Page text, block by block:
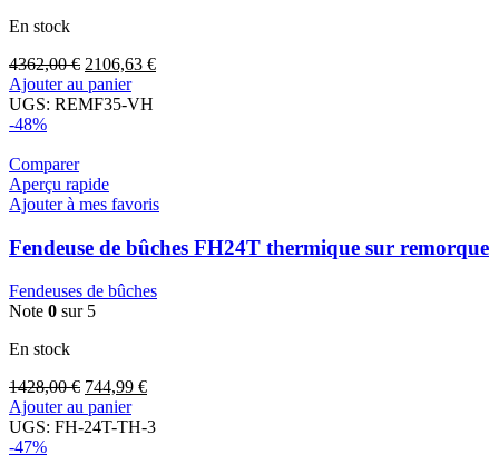
En stock
4362,00€ 2106,63 €
Ajouter au panier
UGS: REMF35-VH
-48%
Comparer
Aperçu rapide
Ajouter à mes favoris
Fendeuse de bûches FH24T thermique sur remorque
Fendeuses de bûches
Note 0 sur 5
En stock
1428,00€ 744,99 €
Ajouter au panier
UGS: FH-24T-TH-3
-47%